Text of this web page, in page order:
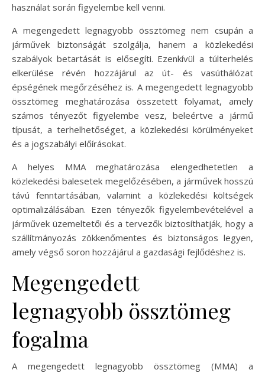
használat során figyelembe kell venni.
A megengedett legnagyobb össztömeg nem csupán a
járművek biztonságát szolgálja, hanem a közlekedési
szabályok betartását is elősegíti. Ezenkívül a túlterhelés
elkerülése révén hozzájárul az út- és vasúthálózat
épségének megőrzéséhez is. A megengedett legnagyobb
össztömeg meghatározása összetett folyamat, amely
számos tényezőt figyelembe vesz, beleértve a jármű
típusát, a terhelhetőséget, a közlekedési körülményeket
és a jogszabályi előírásokat.
A helyes MMA meghatározása elengedhetetlen a
közlekedési balesetek megelőzésében, a járművek hosszú
távú fenntartásában, valamint a közlekedési költségek
optimalizálásában. Ezen tényezők figyelembevételével a
járművek üzemeltetői és a tervezők biztosíthatják, hogy a
szállítmányozás zökkenőmentes és biztonságos legyen,
amely végső soron hozzájárul a gazdasági fejlődéshez is.
Megengedett
legnagyobb össztömeg
fogalma
A megengedett legnagyobb össztömeg (MMA) a